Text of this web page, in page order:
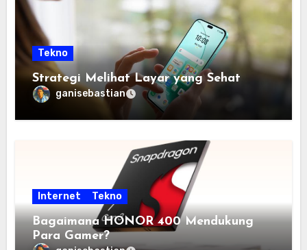
Tekno
Strategi Melihat Layar yang Sehat
ganisebastian
Internet Tekno
Bagaimana HONOR 400 Mendukung
Para Gamer?